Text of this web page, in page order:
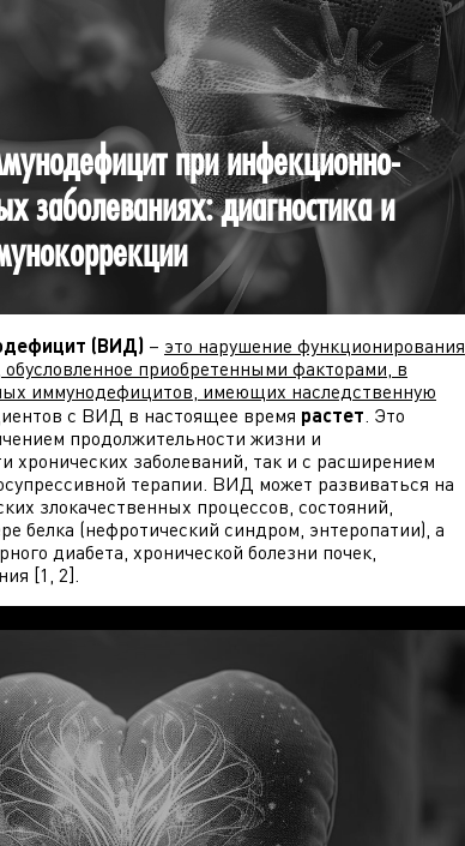
при инфекционно-
заболеваниях: диагностика и
(ВИД) – это нарушение функционирования
приобретенными факторами, в
иммунодефицитов, имеющих наследственную
с ВИД в настоящее время растет. Это
продолжительности жизни и
хронических заболеваний, так и с расширением
терапии. ВИД может развиваться на
злокачественных процессов, состояний,
белка (нефротический синдром, энтеропатии), а
диабета, хронической болезни почек,
[1, 2].